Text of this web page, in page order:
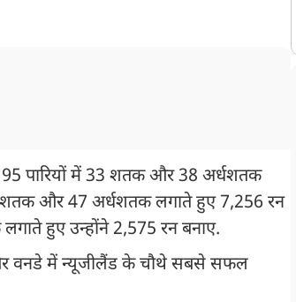
पारियों में 33 शतक और 38 अर्धशतक
शतक और 47 अर्धशतक लगाते हुए 7,256 रन
हुए उन्होंने 2,575 रन बनाए.
वनडे में न्यूजीलैंड के चौथे सबसे सफल